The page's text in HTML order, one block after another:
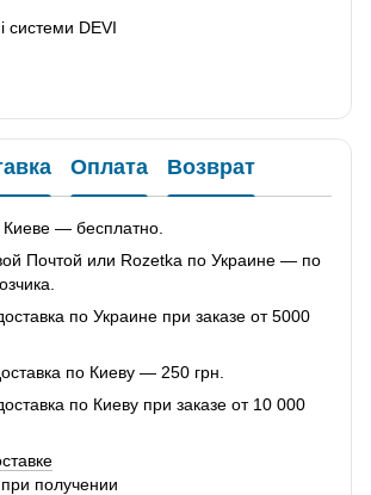
системи DEVI
Оплата Возврат
— бесплатно.
Почтой или Rozetka по Украине — по
по Украине при заказе от 5000
по Киеву — 250 грн.
по Киеву при заказе от 10 000
получении